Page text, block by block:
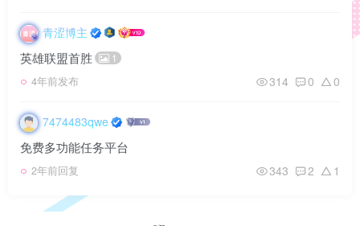
青涩博主
英雄联盟首胜 1
4年前发布 314 0 0
7474483qwe
免费多功能任务平台
2年前回复 343 2 1